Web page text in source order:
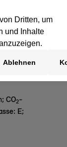
; CO2-
E;